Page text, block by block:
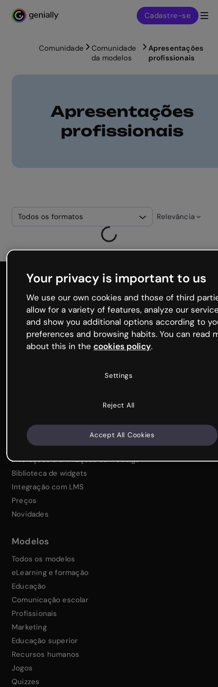
Genialy home page
Cadastre-se
Comunidade
Comunidade
da modelos
Apresentações
profissionais
Apresentações
profissionais
Todos os formatos Relevância
Genialy home page
Produto
Funções
Criador de perguntas e questionários
Kit de marca
Colaboração e gestão de equipes
Interações e animações sem código
Biblioteca de widgets
Integração com LMS
Preços
Novidades
Modelos
Todos os modelos
eLearning e formação
Educação
Comunicação escolar
Profissionais
Marketing
Educação superior
Recursos humanos
Jogos
Quizzes
Your privacy is important to us
We use our own cookies and those of third
allow for a variety of features, analyze our
and show you additional options according to
preferences and browsing habits. You can read
about this in thecookies policy.
Settings
Reject All
Accept All Cookies